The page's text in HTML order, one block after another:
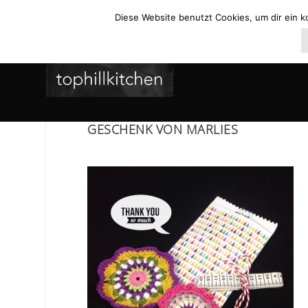
GESCHENK VON MARLIES
Diese Website benutzt Cookies, um dir ein